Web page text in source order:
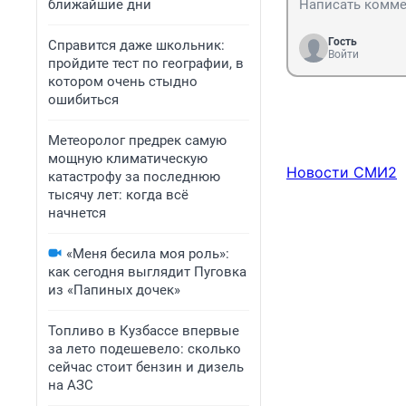
ближайшие дни
Справится даже школьник:
пройдите тест по географии, в
котором очень стыдно
ошибиться
Метеоролог предрек самую
мощную климатическую
катастрофу за последнюю
тысячу лет: когда всё
начнется
«Меня бесила моя роль»:
как сегодня выглядит Пуговка
из «Папиных дочек»
Топливо в Кузбассе впервые
за лето подешевело: сколько
сейчас стоит бензин и дизель
на АЗС
Гость
Войти
Новости СМИ2